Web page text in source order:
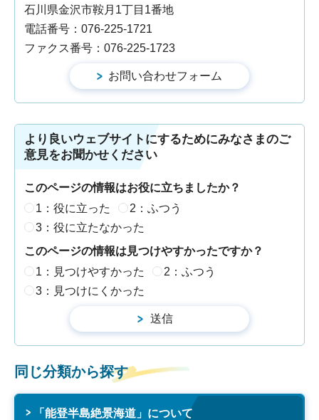
石川県金沢市鞍月1丁目1番地
電話番号：076-225-1721
ファクス番号：076-225-1723
より良いウェブサイトにするためにみなさまのご
意見をお聞かせください
このページの情報はお役に立ちましたか？
1：役に立った
2：ふつう
3：役に立たなかった
このページの情報は見つけやすかったですか？
1：見つけやすかった
2：ふつう
3：見つけにくかった
同じ分類から探す
「能登半島絶景海道」について